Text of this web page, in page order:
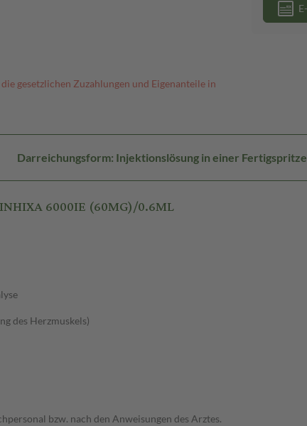
gesetzlichen Zuzahlungen und Eigenanteile in
Darreichungsform: Injektionslösung in einer Fertigspritze
6000IE (60MG)/0.6ML
des Herzmuskels)
bzw. nach den Anweisungen des Arztes.